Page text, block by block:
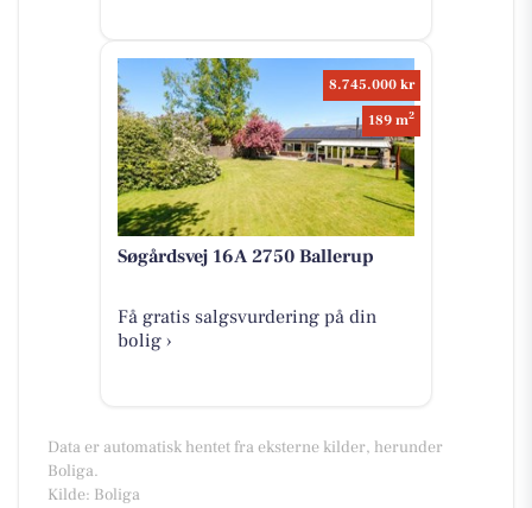
8.745.000 kr
189 m2
Søgårdsvej 16A 2750 Ballerup
Få gratis salgsvurdering på din
bolig ›
Data er automatisk hentet fra eksterne kilder, herunder
Boliga.
Kilde: Boliga